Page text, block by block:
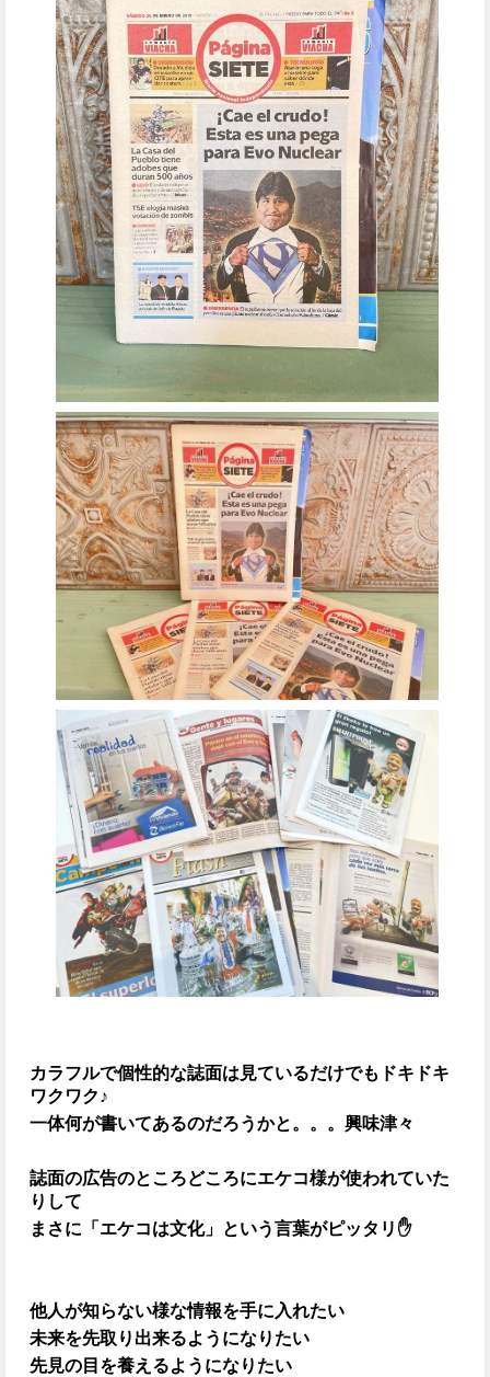
カラフルで個性的な誌面は見ているだけでもドキドキ
ワクワク♪
一体何が書いてあるのだろうかと。。。興味津々
誌面の広告のところどころにエケコ様が使われていた
りして
まさに「エケコは文化」という言葉がピッタリ✋
他人が知らない様な情報を手に入れたい
未来を先取り出来るようになりたい
先見の目を養えるようになりたい